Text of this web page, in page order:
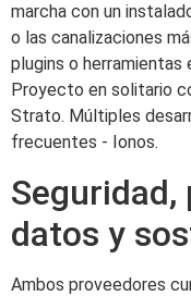
marcha con un
o las canalizaciones
plugins o herramientas
Proyecto en solitario
Strato. Múltiples
frecuentes - Ionos.
datos y
Ambos proveedores